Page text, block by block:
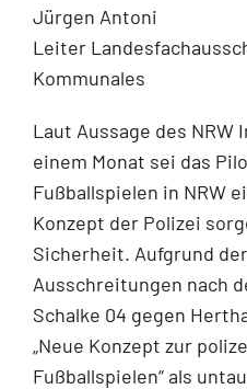
Jürgen Antoni
Leiter
Kommunales
Laut Aussage des
einem Monat sei das
Fußballspielen in NRW
Konzept der Polizei
Sicherheit. Aufgrund
Ausschreitungen nach
Schalke 04 gegen
„Neue Konzept zur
Fußballspielen“ als